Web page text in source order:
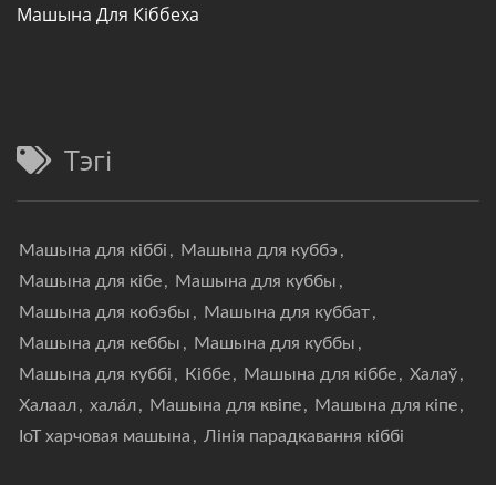
Машына Для Кіббеха
Тэгі
Машына для кіббі , Машына для куббэ ,
Машына для кібе, Машына для куббы ,
Машына для кобэбы , Машына для куббат,
Машына для кеббы , Машына для куббы ,
Машына для куббі , Кіббе, Машына для кіббе, Халаў,
Халаал, хала́л, Машына для квіпе, Машына для кіпе,
IoT харчовая машына , Лінія парадкавання кіббі